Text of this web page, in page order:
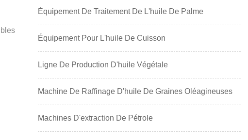
Équipement De Traitement De L'huile De Palme
Équipement Pour L'huile De Cuisson
Ligne De Production D'huile Végétale
Machine De Raffinage D'huile De Graines Oléagineuses
Machines D'extraction De Pétrole